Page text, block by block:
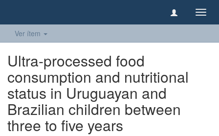
Ver ítem
Ultra-processed food
consumption and nutritional
status in Uruguayan and
Brazilian children between
three to five years